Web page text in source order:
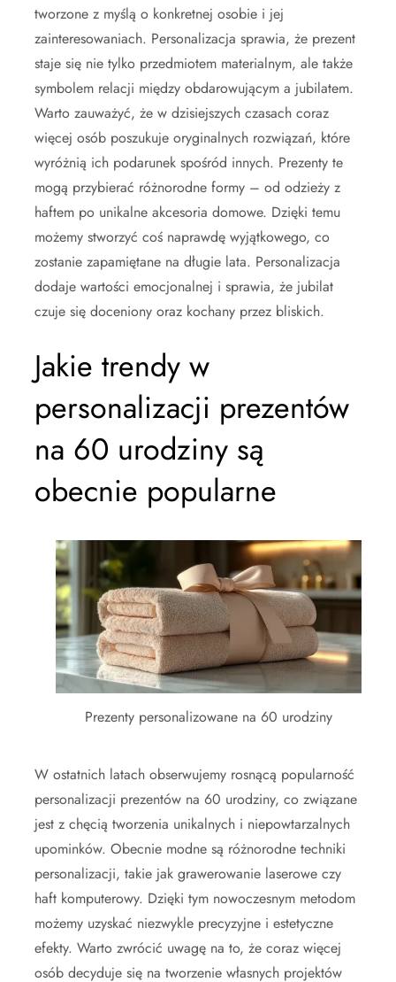
tworzone z myślą o konkretnej osobie i jej
zainteresowaniach. Personalizacja sprawia, że prezent
staje się nie tylko przedmiotem materialnym, ale także
symbolem relacji między obdarowującym a jubilatem.
Warto zauważyć, że w dzisiejszych czasach coraz
więcej osób poszukuje oryginalnych rozwiązań, które
wyróżnią ich podarunek spośród innych. Prezenty te
mogą przybierać różnorodne formy – od odzieży z
haftem po unikalne akcesoria domowe. Dzięki temu
możemy stworzyć coś naprawdę wyjątkowego, co
zostanie zapamiętane na długie lata. Personalizacja
dodaje wartości emocjonalnej i sprawia, że jubilat
czuje się doceniony oraz kochany przez bliskich.
Jakie trendy w
personalizacji prezentów
na 60 urodziny są
obecnie popularne
Prezenty personalizowane na 60 urodziny
W ostatnich latach obserwujemy rosnącą popularność
personalizacji prezentów na 60 urodziny, co związane
jest z chęcią tworzenia unikalnych i niepowtarzalnych
upominków. Obecnie modne są różnorodne techniki
personalizacji, takie jak grawerowanie laserowe czy
haft komputerowy. Dzięki tym nowoczesnym metodom
możemy uzyskać niezwykle precyzyjne i estetyczne
efekty. Warto zwrócić uwagę na to, że coraz więcej
osób decyduje się na tworzenie własnych projektów